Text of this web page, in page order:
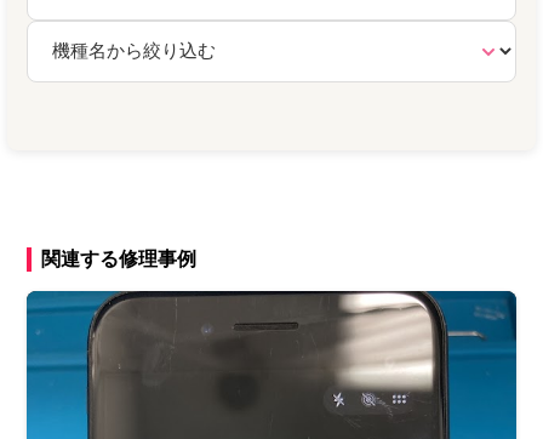
関連する修理事例